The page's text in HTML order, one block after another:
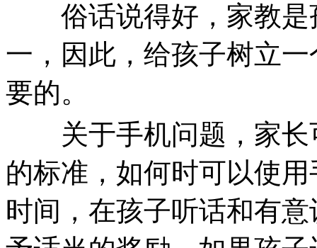
俗话说得好，家教是
一，因此，给孩子树立
要的。
关于手机问题，家长
的标准，如何时可以使
时间，在孩子听话和有